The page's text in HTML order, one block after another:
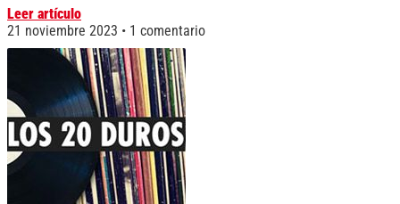
Leer artículo
21 noviembre 2023
1 comentario